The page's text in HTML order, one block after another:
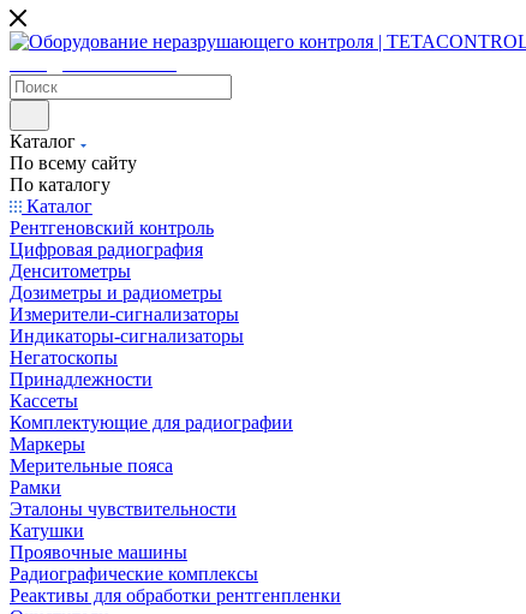
Каталог
По всему сайту
По каталогу
Каталог
Рентгеновский контроль
Цифровая радиография
Денситометры
Дозиметры и радиометры
Измерители-сигнализаторы
Индикаторы-сигнализаторы
Негатоскопы
Принадлежности
Кассеты
Комплектующие для радиографии
Маркеры
Мерительные пояса
Рамки
Эталоны чувствительности
Катушки
Проявочные машины
Радиографические комплексы
Реактивы для обработки рентгенпленки